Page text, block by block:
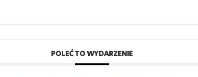
POLEĆ TO WYDARZENIE